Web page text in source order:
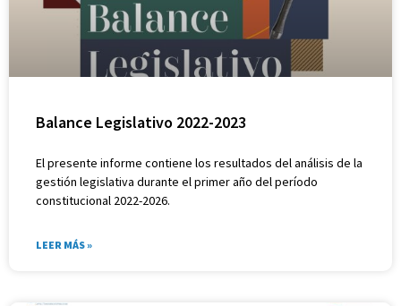
Balance Legislativo 2022-2023
El presente informe contiene los resultados del análisis de la
gestión legislativa durante el primer año del período
constitucional 2022-2026.
LEER MÁS »